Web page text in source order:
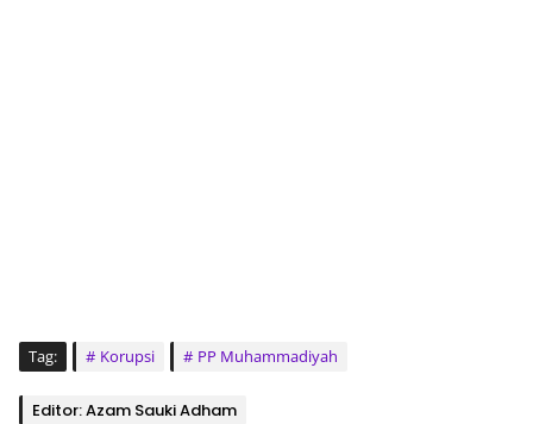
Tag: Korupsi PP Muhammadiyah
Editor: Azam Sauki Adham